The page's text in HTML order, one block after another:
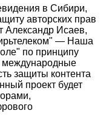
в Сибири,
авторских прав
Александр Исаев,
— Наша
по принципу
международные
защиты контента
проект будет